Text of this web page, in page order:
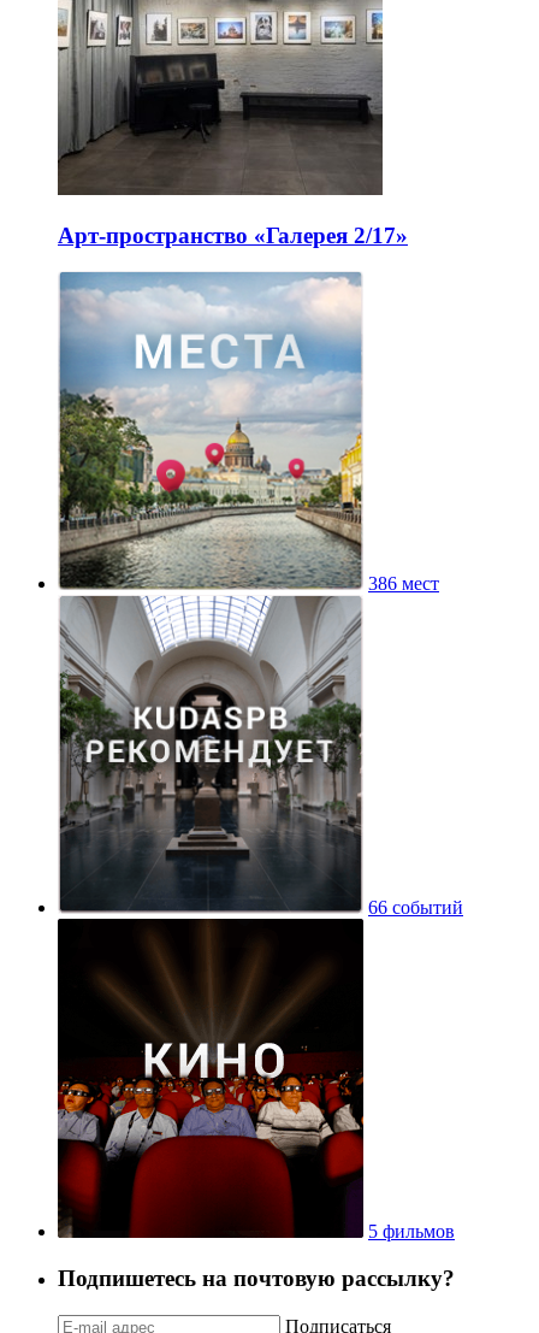
Арт-пространство «Галерея 2/17»
386 мест
66 событий
5 фильмов
Подпишетесь на почтовую рассылку?
Подписаться